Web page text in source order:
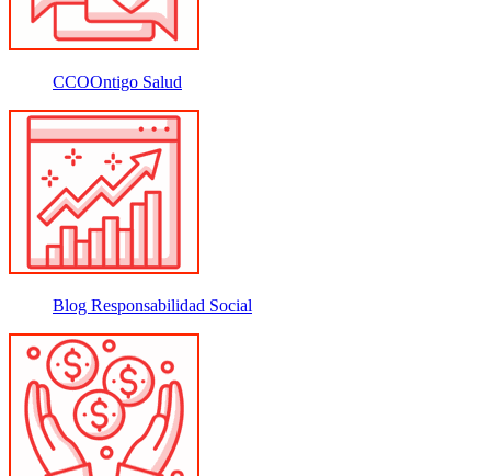
CCOOntigo Salud
Blog Responsabilidad Social